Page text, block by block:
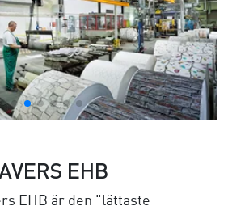
EHB
EHB är den "lättaste